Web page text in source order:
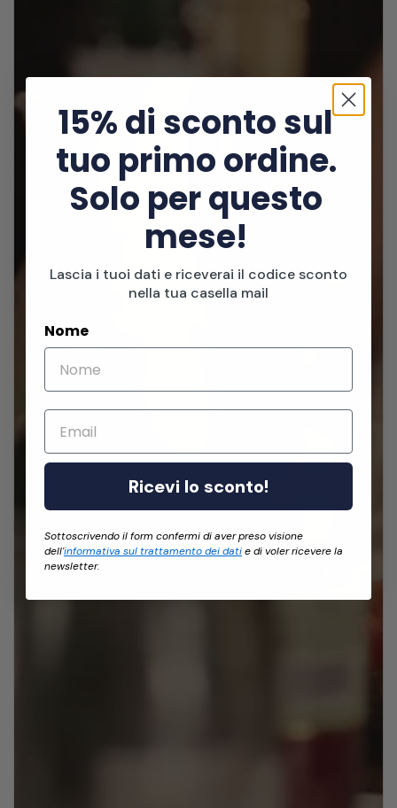
15% di sconto sul
tuo primo ordine.
Solo per questo
mese!
Lascia i tuoi dati e riceverai il codice sconto
nella tua casella mail
Nome
Email
Ricevi lo sconto!
Sottoscrivendo il form confermi di aver preso visione
dell'informativa sul trattamento dei datie di voler ricevere la
newsletter.